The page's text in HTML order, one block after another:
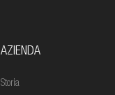
AZIENDA
Storia